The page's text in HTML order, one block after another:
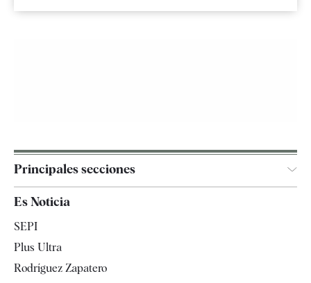
Principales secciones
España
Televisión
Es Noticia
SEPI
Plus Ultra
Rodríguez Zapatero